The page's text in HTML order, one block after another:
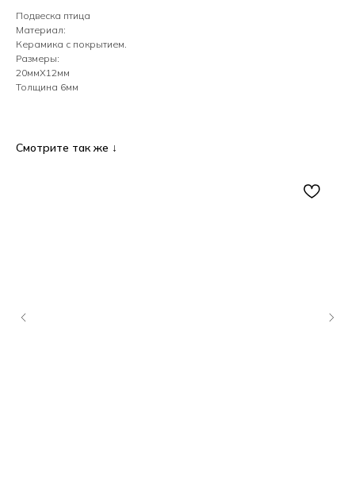
Подвеска птица
Материал:
Керамика с покрытием.
Размеры:
20ммХ12мм
Толщина 6мм
Смотрите так же ↓